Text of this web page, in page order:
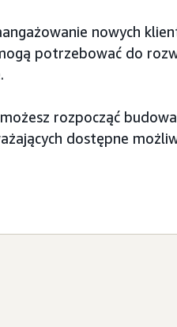
nowych
potrzebować do
rozpocząć
dostępne